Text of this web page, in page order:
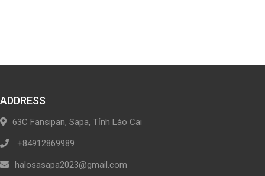
ADDRESS
63C Fansipan, Sapa, Tỉnh Lào Cai
+84912869989
halosasapa2023@gmail.com